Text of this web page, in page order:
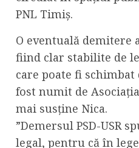
PNL Timiș.
O eventuală demitere
fiind clar stabilite de
care poate fi
fost numit de
mai susține Nica.
”Demersul PSD-USR
legal, pentru că în